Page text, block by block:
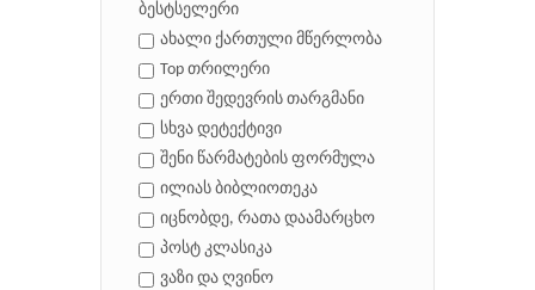
ბესტსელერი
ახალი ქართული მწერლობა
Top თრილერი
ერთი შედევრის თარგმანი
სხვა დეტექტივი
შენი წარმატების ფორმულა
ილიას ბიბლიოთეკა
იცნობდე, რათა დაამარცხო
პოსტ კლასიკა
ვაზი და ღვინო